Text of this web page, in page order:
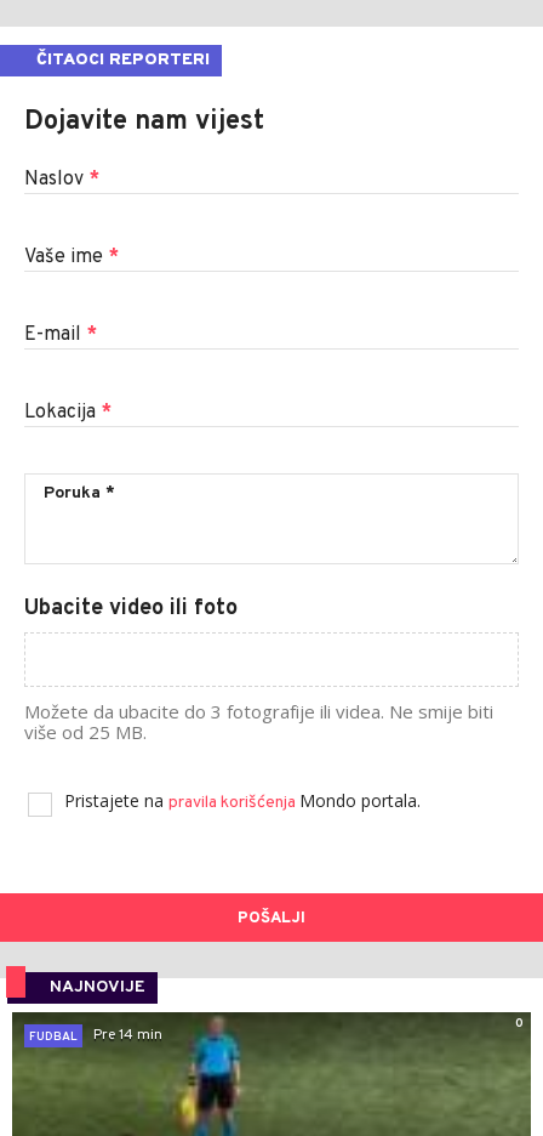
ČITAOCI REPORTERI
Dojavite nam vijest
Naslov *
Vaše ime *
E-mail *
Lokacija *
Ubacite video ili foto
Možete da ubacite do 3 fotografije ili videa. Ne smije biti
više od 25 MB.
Pristajete na pravila korišćenja Mondo portala.
POŠALJI
NAJNOVIJE
0
FUDBAL
Pre 14 min